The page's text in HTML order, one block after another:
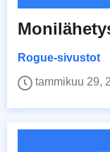
Rogue-sivustot
tammikuu 29,